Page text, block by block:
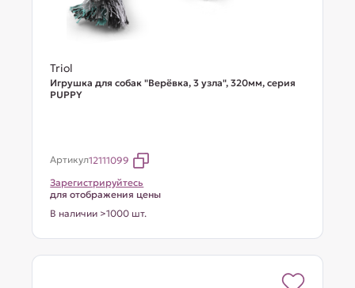
Triol
Игрушка для собак "Верёвка, 3 узла", 320мм, серия
PUPPY
Артикул12111099
Зарегистрируйтесь
для отображения цены
В наличии >1000 шт.